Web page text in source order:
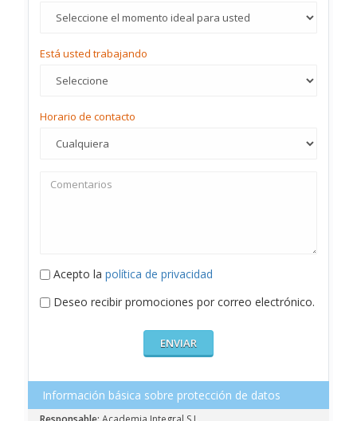
Está usted trabajando
Horario de contacto
Acepto la política de privacidad
Deseo recibir promociones por correo electrónico.
Información básica sobre protección de datos